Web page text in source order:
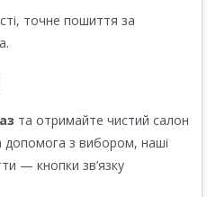
точне пошиття за
та отримайте чистий салон
допомога з вибором, наші
— кнопки зв’язку